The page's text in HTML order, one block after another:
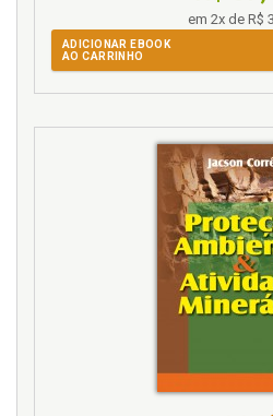
em 2x de R$
ADICIONAR EBOOK
AO CARRINHO